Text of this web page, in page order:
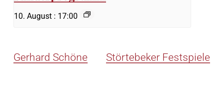
10. August : 17:00
Gerhard Schöne Störtebeker Festspiele